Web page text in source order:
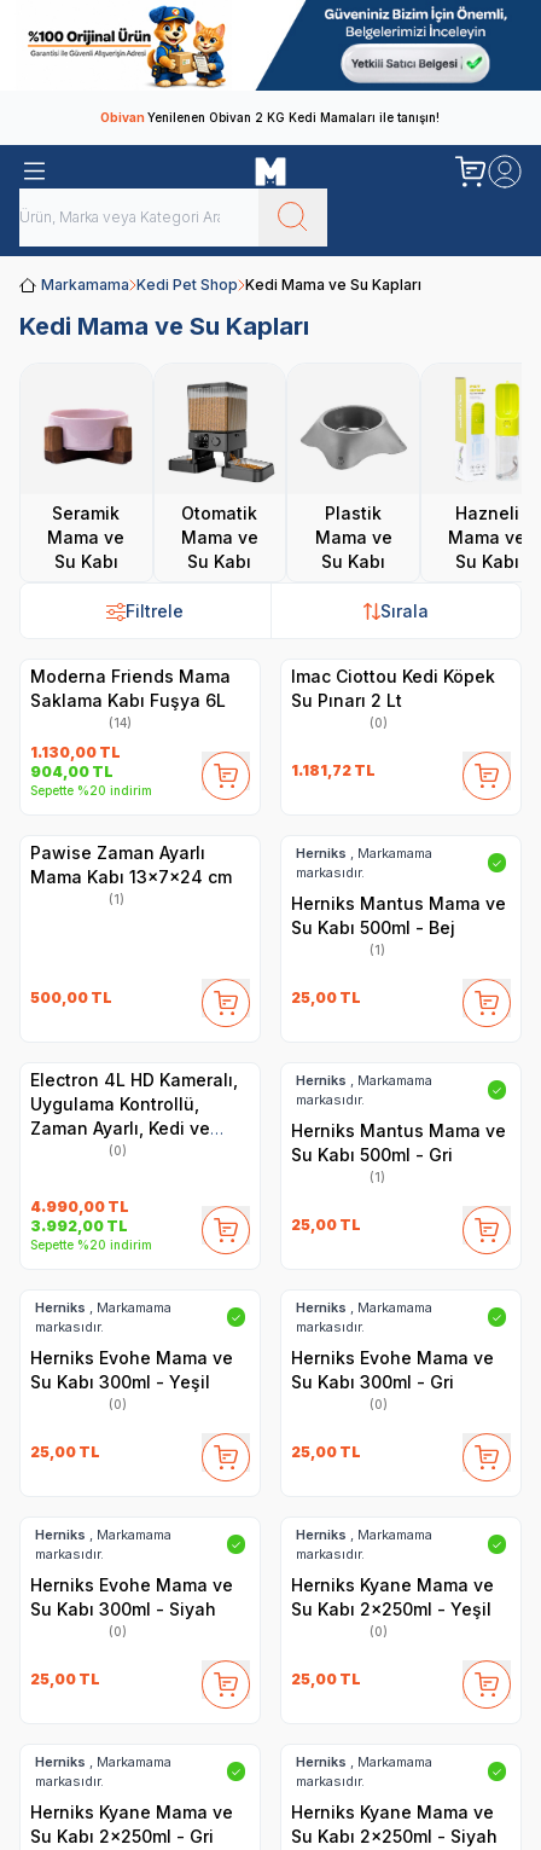
ObivanYenilenen Obivan 2 KG Kedi Mamaları ile tanışın!
Markamama Kedi Pet Shop Kedi Mama ve Su Kapları
Kedi Mama ve Su Kapları
Seramik
Mama ve
Su Kabı
Otomatik
Mama ve
Su Kabı
Plastik
Mama ve
Su Kabı
Hazneli
Mama ve
Su Kabı
Filtrele Sırala
Moderna Friends Mama
Saklama Kabı Fuşya 6L
(14)
1.130,00 TL
904,00 TL
Sepette %20 indirim
Imac Ciottou Kedi Köpek
Su Pınarı 2 Lt
(0)
1.181,72 TL
Pawise Zaman Ayarlı
Mama Kabı 13x7x24 cm
(1)
500,00 TL
Herniks , Markamama
markasıdır.
✓
Herniks Mantus Mama ve
Su Kabı 500ml - Bej
(1)
25,00 TL
Electron 4L HD Kameralı,
Uygulama Kontrollü,
Zaman Ayarlı, Kedi ve
Köpekler İçin Akıllı
(0)
4.990,00 TL
3.992,00 TL
Sepette %20 indirim
Herniks , Markamama
markasıdır.
✓
Herniks Mantus Mama ve
Su Kabı 500ml - Gri
(1)
25,00 TL
Herniks , Markamama
markasıdır.
✓
Herniks Evohe Mama ve
Su Kabı 300ml - Yeşil
(0)
25,00 TL
Herniks , Markamama
markasıdır.
✓
Herniks Evohe Mama ve
Su Kabı 300ml - Gri
(0)
25,00 TL
Herniks , Markamama
markasıdır.
✓
Herniks Evohe Mama ve
Su Kabı 300ml - Siyah
(0)
25,00 TL
Herniks , Markamama
markasıdır.
✓
Herniks Kyane Mama ve
Su Kabı 2x250ml - Yeşil
(0)
25,00 TL
Herniks , Markamama
markasıdır.
✓
Herniks Kyane Mama ve
Su Kabı 2x250ml - Gri
Herniks , Markamama
markasıdır.
✓
Herniks Kyane Mama ve
Su Kabı 2x250ml - Siyah